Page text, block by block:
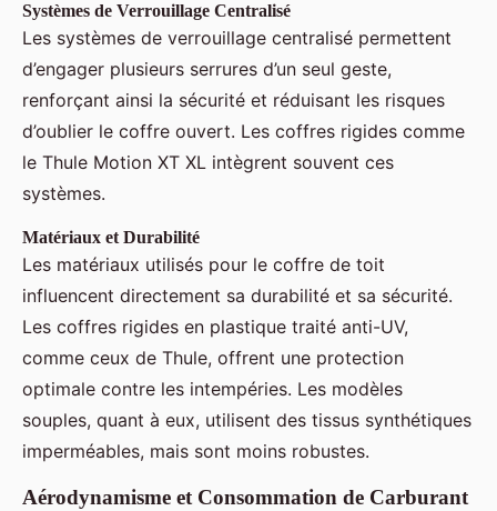
Systèmes de Verrouillage Centralisé
Les systèmes de verrouillage centralisé permettent
d’engager plusieurs serrures d’un seul geste,
renforçant ainsi la sécurité et réduisant les risques
d’oublier le coffre ouvert. Les coffres rigides comme
le Thule Motion XT XL intègrent souvent ces
systèmes.
Matériaux et Durabilité
Les matériaux utilisés pour le coffre de toit
influencent directement sa durabilité et sa sécurité.
Les coffres rigides en plastique traité anti-UV,
comme ceux de Thule, offrent une protection
optimale contre les intempéries. Les modèles
souples, quant à eux, utilisent des tissus synthétiques
imperméables, mais sont moins robustes.
Aérodynamisme et Consommation de Carburant